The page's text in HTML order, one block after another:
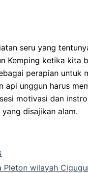
seru yang
Kemping ketika kita
perapian untuk
api unggun harus
motivasi dan
disajikan alam.
Pleton wilayah